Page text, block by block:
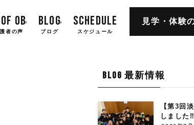
OB
者の声
BLOG
ブログ
SCHEDULE
スケジュール
見学・体験
BLOG 最新情報
【第3回
しました‼︎